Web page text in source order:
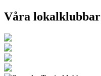
Våra lokalklubbar